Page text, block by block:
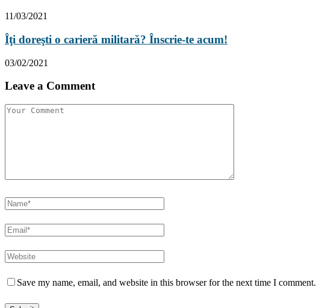
11/03/2021
Îţi doreşti o carieră militară? Înscrie-te acum!
03/02/2021
Leave a Comment
Save my name, email, and website in this browser for the next time I comment.